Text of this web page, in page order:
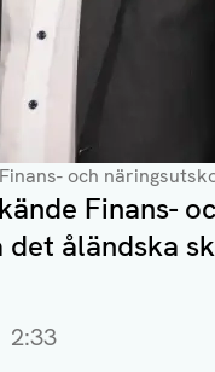
och
Finans-
åländska
2:33